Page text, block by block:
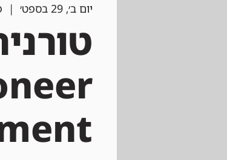
יום ב׳, 29 בספט׳
  |